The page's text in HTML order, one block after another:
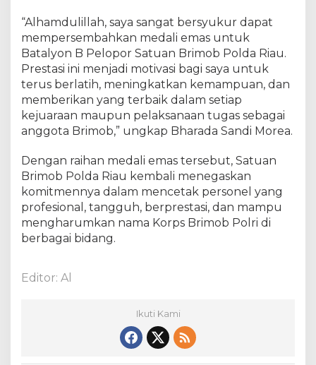
C
h
m
p
i
o
n
s
i
p
2
0
“Alhamdulillah, saya sangat bersyukur dapat
mempersembahkan medali emas untuk
Batalyon B Pelopor Satuan Brimob Polda Riau.
Prestasi ini menjadi motivasi bagi saya untuk
terus berlatih, meningkatkan kemampuan, dan
memberikan yang terbaik dalam setiap
kejuaraan maupun pelaksanaan tugas sebagai
anggota Brimob,” ungkap Bharada Sandi Morea.
Dengan raihan medali emas tersebut, Satuan
Brimob Polda Riau kembali menegaskan
komitmennya dalam mencetak personel yang
profesional, tangguh, berprestasi, dan mampu
mengharumkan nama Korps Brimob Polri di
berbagai bidang.
Editor: Al
Ikuti Kami